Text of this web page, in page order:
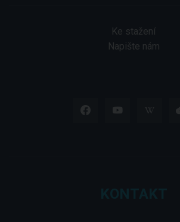
Ke stažení
Napište nám